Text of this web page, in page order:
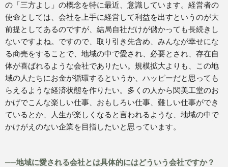
の「三方よし」の概念を特に最近、意識しています。経営者の
使命としては、会社を上手に経営して利益を出すというのが大
前提としてあるのですが、結局自社だけが儲かっても長続きし
ないですよね。ですので、取り引き先含め、みんなが幸せにな
る商売をすることで、地域の中で愛され、必要とされ、存在自
体が喜ばれるような会社でありたい。規模拡大よりも、この地
域の人たちにお金が循環するというか、ハッピーだと思っても
らえるような経済状態を作りたい。多くの人から関美工堂のお
かげでこんな楽しい仕事、おもしろい仕事、難しい仕事ができ
ているとか、人生が楽しくなると言われるような、地域の中で
かけがえのない企業を目指したいと思っています。
──地域に愛される会社とは具体的にはどういう会社ですか？